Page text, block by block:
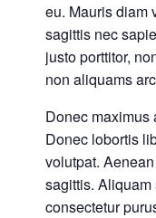
eu. Mauris diam
sagittis nec
justo porttitor,
non aliquams
Donec maximus
Donec lobortis
volutpat.
sagittis. Aliquam
consectetur